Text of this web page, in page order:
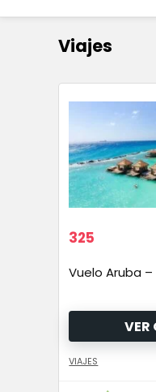
Viajes
325
Vuelo Aruba
VER
VIAJES